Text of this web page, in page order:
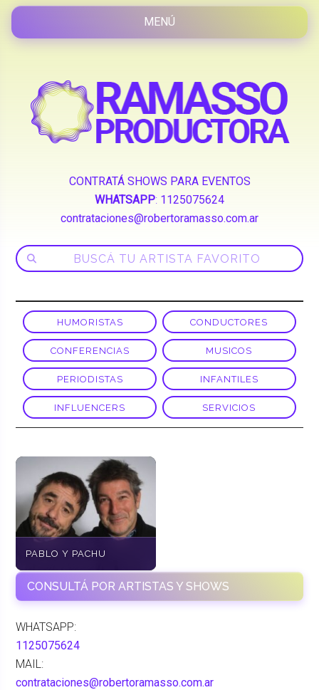
CONTRATÁ SHOWS PARA EVENTOS
WHATSAPP: 1125075624
contrataciones@robertoramasso.com.ar
HUMORISTAS CONDUCTORES
CONFERENCIAS MUSICOS
PERIODISTAS INFANTILES
INFLUENCERS SERVICIOS
PABLO Y PACHU
CONSULTÁ POR ARTISTAS Y SHOWS
WHATSAPP:
1125075624
MAIL:
contrataciones@robertoramasso.com.ar